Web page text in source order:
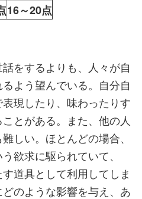
16～20点
をするよりも、人々が自
よう望んでいる。自分自
現したり、味わったりす
とがある。また、他の人
しい。ほとんどの場合、
欲求に駆られていて、
道具として利用してしま
のような影響を与え、あ